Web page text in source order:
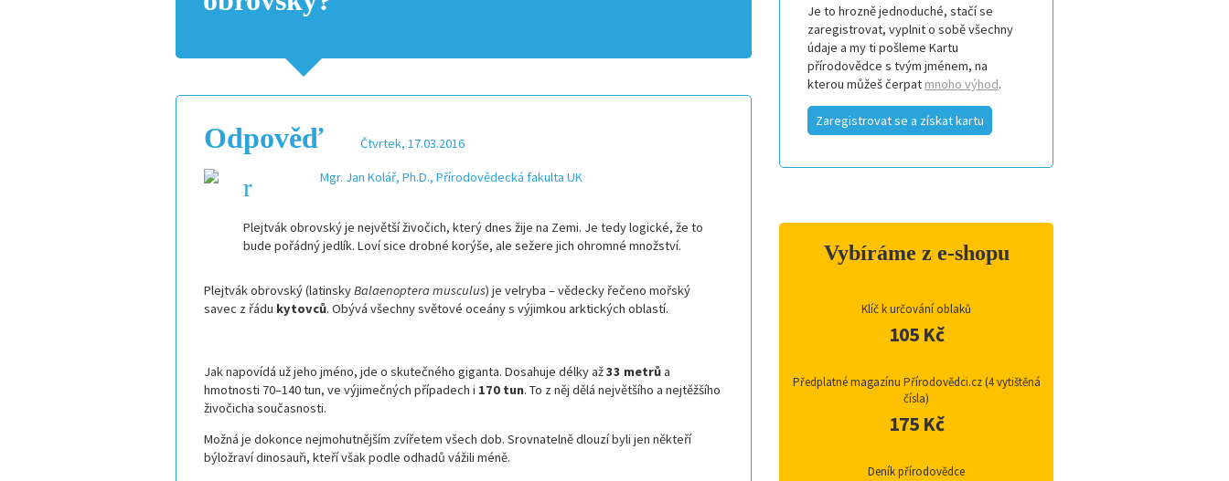
Odpověď Čtvrtek, 17.03.2016
Mgr. Jan Kolář, Ph.D., Přírodovědecká fakulta UK
Plejtvák obrovský je největší živočich, který dnes žije na Zemi. Je tedy logické, že to
bude pořádný jedlík. Loví sice drobné korýše, ale sežere jich ohromné množství.
Plejtvák obrovský (latinskyBalaenoptera musculus) je velryba – vědecky řečeno mořský
savec z řádu kytovců. Obývá všechny světové oceány s výjimkou arktických oblastí.
Jak napovídá už jeho jméno, jde o skutečného giganta. Dosahuje délky až33 metrůa
hmotnosti 70–140 tun, ve výjimečných případech i 170 tun. To z něj dělá největšího a nejtěžšího
živočicha současnosti.
Možná je dokonce nejmohutnějším zvířetem všech dob. Srovnatelně dlouzí byli jen někteří
býložraví dinosauři, kteří však podle odhadů vážili méně.
Je to hrozně jednoduché, stačí se
zaregistrovat, vyplnit o sobě všechny
údaje a my ti pošleme Kartu
přírodovědce s tvým jménem, na
kterou můžeš čerpat mnoho výhod.
Zaregistrovat se a získat kartu
Vybíráme z e-shopu
Klíč k určování oblaků
105 Kč
Předplatné magazínu Přírodovědci.cz (4 vytištěná
čísla)
175 Kč
Deník přírodovědce